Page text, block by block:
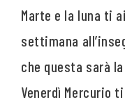
Marte e la luna ti
settimana
che questa sarà
Venerdì Mercurio